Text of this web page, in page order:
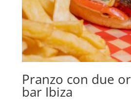
Pranzo con due
bar Ibiza